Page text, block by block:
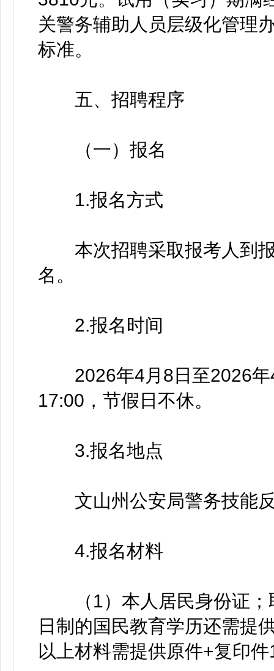
关警务辅助人员层级化管理
标准。
五、招聘程序
（一）报名
1.报名方式
本次招聘采取报考人到报
名。
2.报名时间
2026年4月8日至2026年
17:00，节假日不休。
3.报名地点
文山州公安局警务技能反
4.报名材料
（1）本人居民身份证；
日制的国民教育学历还需提
以上材料需提供原件+复印